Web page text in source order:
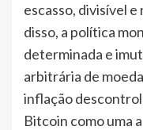
escasso, divisível
disso, a política
determinada e
arbitrária de
inflação
Bitcoin como uma